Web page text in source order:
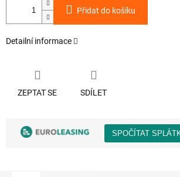
Přidat do košíku
Detailní informace
ZEPTAT SE SDÍLET